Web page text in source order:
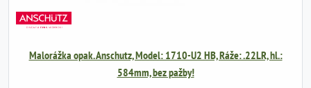
Malorážka opak. Anschutz, Model: 1710-U2 HB, Ráže: .22LR, hl.:
584mm, bez pažby!